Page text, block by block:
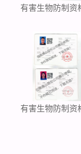
有害生物防制资
有害生物防制资